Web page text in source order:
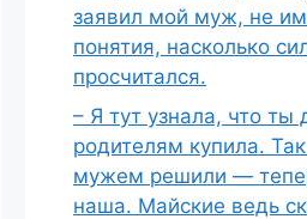
заявил мой муж, не
понятия, насколько
просчитался.
– Я тут узнала, что ты
родителям купила.
мужем решили —
наша. Майские ведь